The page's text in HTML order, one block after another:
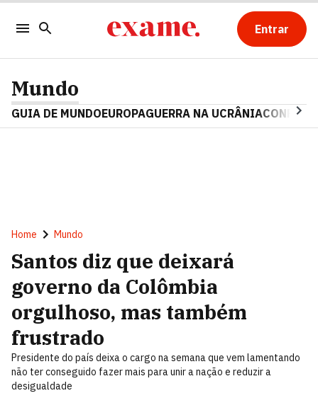
Entrar
Mundo
GUIA DE MUNDOEUROPAGUERRA NA UCRÂNIA
Home Mundo
Santos diz que deixará
governo da Colômbia
orgulhoso, mas também
frustrado
Presidente do país deixa o cargo na semana que vem lamentando
não ter conseguido fazer mais para unir a nação e reduzir a
desigualdade